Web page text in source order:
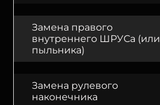
Замена правого
внутреннего ШРУСа (или
пыльника)
Замена рулевого
наконечника